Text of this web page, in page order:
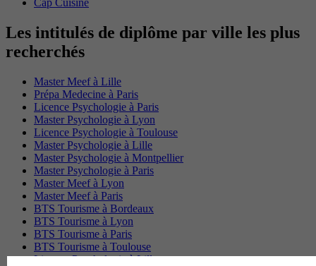
Les intitulés de diplôme par ville les plus
recherchés
Master Meef à Lille
Prépa Medecine à Paris
Licence Psychologie à Paris
Master Psychologie à Lyon
Licence Psychologie à Toulouse
Master Psychologie à Lille
Master Psychologie à Montpellier
Master Psychologie à Paris
Master Meef à Lyon
Master Meef à Paris
BTS Tourisme à Bordeaux
BTS Tourisme à Lyon
BTS Tourisme à Paris
BTS Tourisme à Toulouse
Licence Psychologie à Lille